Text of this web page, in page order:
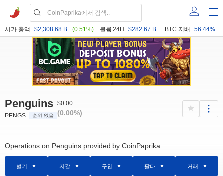
시가 총액: $2,308.68 B (0.51%) 볼륨 24H: $282.67 B BTC 지배: 56.44%
Penguins
PENGS 순위 없음
$0.00
(0.00%)
Operations on Penguins provided by CoinPaprika
벌기 지갑 구입 팔다 거래